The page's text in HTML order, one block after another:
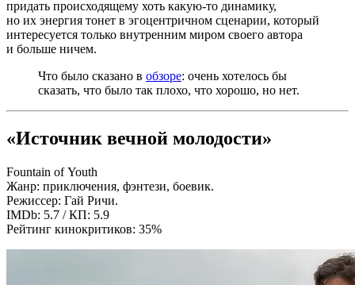
придать происходящему хоть какую-то динамику,
но их энергия тонет в эгоцентричном сценарии, который
интересуется только внутренним миром своего автора
и больше ничем.
Что было сказано в обзоре: очень хотелось бы
сказать, что было так плохо, что хорошо, но нет.
«Источник вечной молодости»
Fountain of Youth
Жанр: приключения, фэнтези, боевик.
Режиссер: Гай Ричи.
IMDb: 5.7 / КП: 5.9
Рейтинг кинокритиков: 35%